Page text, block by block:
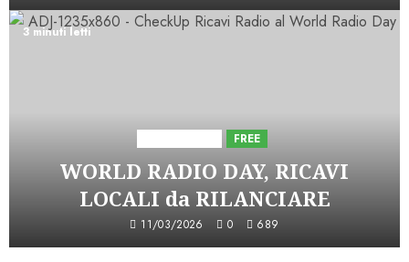
3 minuti letti
FREE
WORLD RADIO DAY, RICAVI
LOCALI da RILANCIARE
11/03/2026 0 689